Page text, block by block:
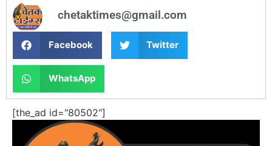
chetaktimes@gmail.com
Facebook Twitter
WhatsApp
[the_ad id="80502"]